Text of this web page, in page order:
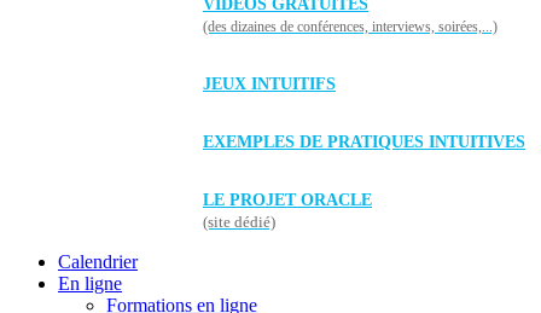
VIDÉOS GRATUITES
(des dizaines de conférences, interviews, soirées,...)
JEUX INTUITIFS
EXEMPLES DE PRATIQUES INTUITIVES
LE PROJET ORACLE
(site dédié)
Calendrier
En ligne
Formations en ligne